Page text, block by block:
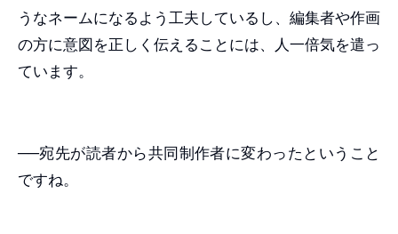
うなネームになるよう工夫しているし、編集者や作画
の方に意図を正しく伝えることには、人一倍気を遣っ
ています。
──宛先が読者から共同制作者に変わったということ
ですね。